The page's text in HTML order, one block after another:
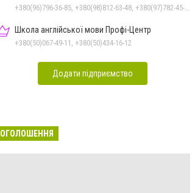
Школа англійської мови Профі-Центр
+380(50)067-49-11, +380(50)434-16-12
Додати підприємство
ОГОЛОШЕННЯ